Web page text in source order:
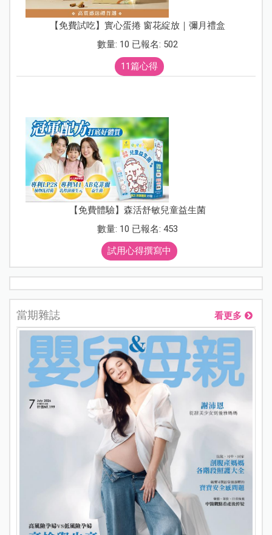
【免費試吃】實心蛋捲 窗花綻放｜彌月禮盒
數量: 10 已報名: 502
11篇心得
【免費體驗】森活舒敏兒童益生菌
數量: 10 已報名: 453
試用心得撰寫中
當期雜誌 看更多